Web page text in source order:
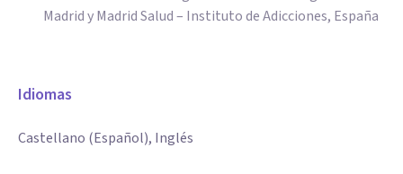
Madrid y Madrid Salud – Instituto de Adicciones, España
Idiomas
Castellano (Español), Inglés